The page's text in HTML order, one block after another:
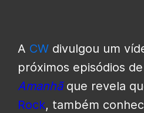
A CW divulgou um
próximos episódios de
Amanhã que revela
Rock, também